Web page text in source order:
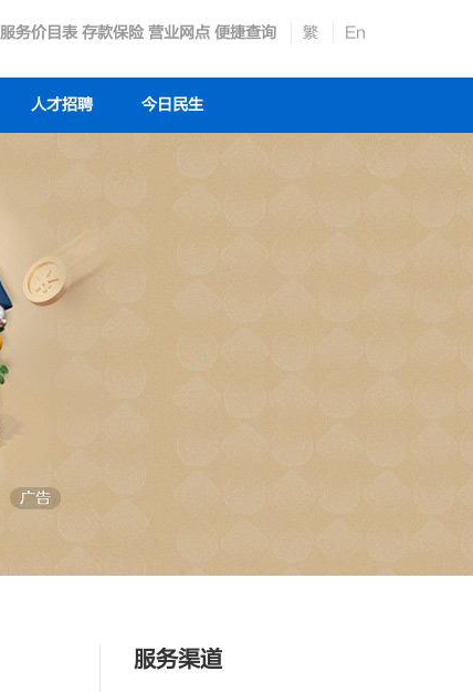
服务价目表 存款保险 营业网点 便捷查询 繁 En
人才招聘 今日民生
服务渠道